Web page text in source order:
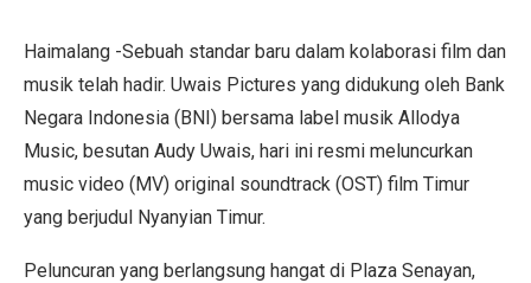
Haimalang -Sebuah standar baru dalam kolaborasi film dan
musik telah hadir. Uwais Pictures yang didukung oleh Bank
Negara Indonesia (BNI) bersama label musik Allodya
Music, besutan Audy Uwais, hari ini resmi meluncurkan
music video (MV) original soundtrack (OST) film Timur
yang berjudul Nyanyian Timur.
Peluncuran yang berlangsung hangat di Plaza Senayan,